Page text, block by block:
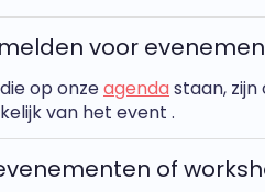
voor
op onzeagenda staan,
van het event .
of